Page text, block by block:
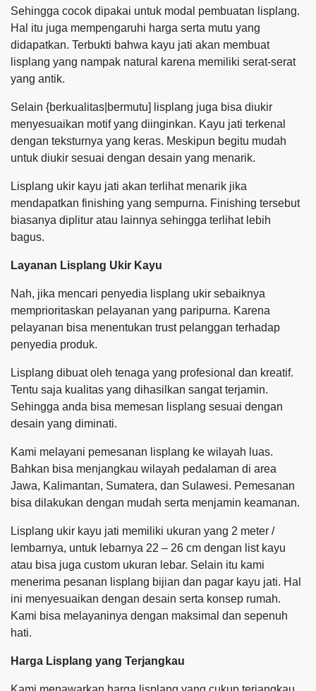
Sehingga cocok dipakai untuk modal pembuatan lisplang.
Hal itu juga mempengaruhi harga serta mutu yang
didapatkan. Terbukti bahwa kayu jati akan membuat
lisplang yang nampak natural karena memiliki serat-serat
yang antik.
Selain {berkualitas|bermutu] lisplang juga bisa diukir
menyesuaikan motif yang diinginkan. Kayu jati terkenal
dengan teksturnya yang keras. Meskipun begitu mudah
untuk diukir sesuai dengan desain yang menarik.
Lisplang ukir kayu jati akan terlihat menarik jika
mendapatkan finishing yang sempurna. Finishing tersebut
biasanya diplitur atau lainnya sehingga terlihat lebih
bagus.
Layanan Lisplang Ukir Kayu
Nah, jika mencari penyedia lisplang ukir sebaiknya
memprioritaskan pelayanan yang paripurna. Karena
pelayanan bisa menentukan trust pelanggan terhadap
penyedia produk.
Lisplang dibuat oleh tenaga yang profesional dan kreatif.
Tentu saja kualitas yang dihasilkan sangat terjamin.
Sehingga anda bisa memesan lisplang sesuai dengan
desain yang diminati.
Kami melayani pemesanan lisplang ke wilayah luas.
Bahkan bisa menjangkau wilayah pedalaman di area
Jawa, Kalimantan, Sumatera, dan Sulawesi. Pemesanan
bisa dilakukan dengan mudah serta menjamin keamanan.
Lisplang ukir kayu jati memiliki ukuran yang 2 meter /
lembarnya, untuk lebarnya 22 – 26 cm dengan list kayu
atau bisa juga custom ukuran lebar. Selain itu kami
menerima pesanan lisplang bijian dan pagar kayu jati. Hal
ini menyesuaikan dengan desain serta konsep rumah.
Kami bisa melayaninya dengan maksimal dan sepenuh
hati.
Harga Lisplang yang Terjangkau